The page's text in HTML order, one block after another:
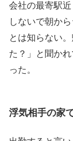
会社の最寄駅
しないで朝か
とは知らない
た？」と聞か
った。
浮気相手の家